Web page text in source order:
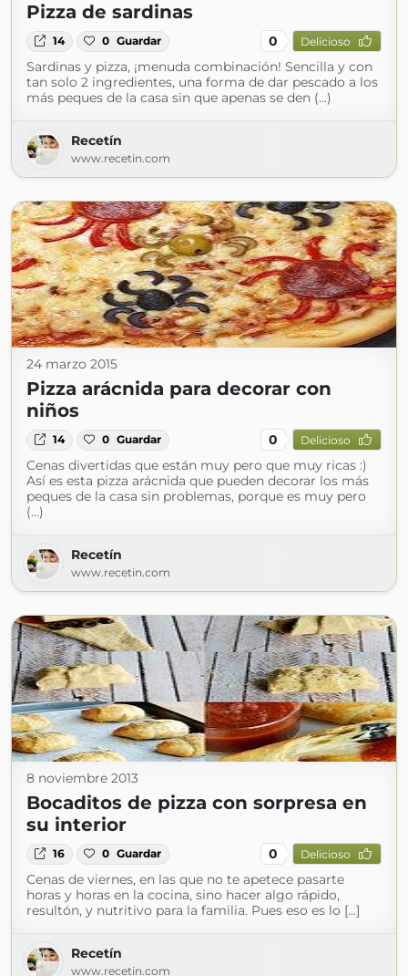
Pizza de sardinas
14 0 Guardar 0 Delicioso
Sardinas y pizza, ¡menuda combinación! Sencilla y con
tan solo 2 ingredientes, una forma de dar pescado a los
más peques de la casa sin que apenas se den (...)
Recetín
www.recetin.com
24 marzo 2015
Pizza arácnida para decorar con
niños
14 0 Guardar 0 Delicioso
Cenas divertidas que están muy pero que muy ricas :)
Así es esta pizza arácnida que pueden decorar los más
peques de la casa sin problemas, porque es muy pero
(...)
Recetín
www.recetin.com
8 noviembre 2013
Bocaditos de pizza con sorpresa en
su interior
16 0 Guardar 0 Delicioso
Cenas de viernes, en las que no te apetece pasarte
horas y horas en la cocina, sino hacer algo rápido,
resultón, y nutritivo para la familia. Pues eso es lo […]
Recetín
www.recetin.com